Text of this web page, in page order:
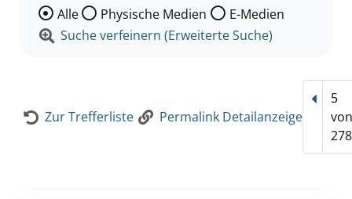
Wählen Sie die Medienart nach der Sie suchen wollen.
Alle Physische Medien
E-Medien
Suche verfeinern (Erweiterte Suche)
Zur Trefferliste Permalink Detailanzeige
5
von
278